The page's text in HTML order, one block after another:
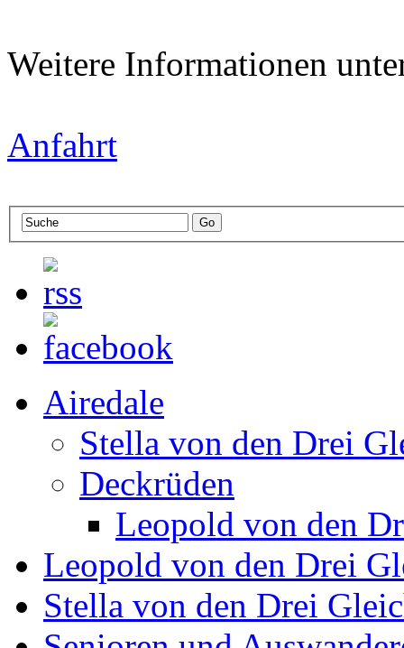
Weitere Informationen
Anfahrt
Airedale
Stella von den Drei
Deckrüden
Leopold von den
Leopold von den Drei
Stella von den Drei